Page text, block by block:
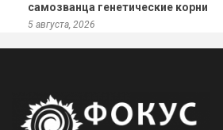
самозванца генетические корни
5 августа, 2026